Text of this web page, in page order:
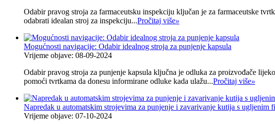
Odabir pravog stroja za farmaceutsku inspekciju ključan je za farmaceutske
odabrati idealan stroj za inspekciju...Pročitaj više»
Mogućnosti navigacije: Odabir idealnog stroja za punjenje kapsula
Vrijeme objave: 08-09-2024
Odabir pravog stroja za punjenje kapsula ključna je odluka za proizvođače
pomoći tvrtkama da donesu informirane odluke kada ulažu...Pročitaj više»
Napredak u automatskim strojevima za punjenje i zavarivanje kutija s ugljenim
Vrijeme objave: 07-10-2024